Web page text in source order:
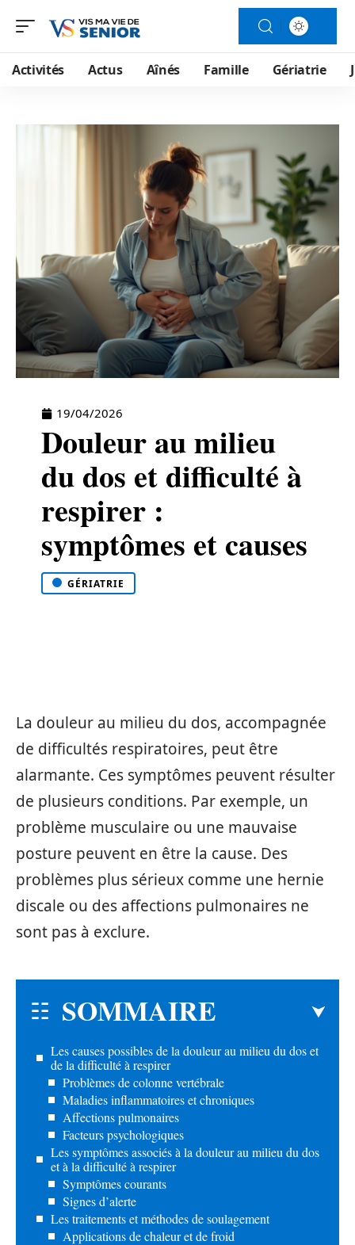
Activités Actus Aînés Famille Gériatrie
19/04/2026
Douleur au milieu
du dos et difficulté à
respirer :
symptômes et causes
GÉRIATRIE
La douleur au milieu du dos, accompagnée
de difficultés respiratoires, peut être
alarmante. Ces symptômes peuvent résulter
de plusieurs conditions. Par exemple, un
problème musculaire ou une mauvaise
posture peuvent en être la cause. Des
problèmes plus sérieux comme une hernie
discale ou des affections pulmonaires ne
sont pas à exclure.
SOMMAIRE
Les causes possibles de la douleur au milieu du dos et
de la difficulté à respirer
Problèmes de colonne vertébrale
Maladies inflammatoires et chroniques
Affections pulmonaires
Facteurs psychologiques
Les symptômes associés à la douleur au milieu du dos
et à la difficulté à respirer
Symptômes courants
Signes d’alerte
Les traitements et méthodes de soulagement
Applications de chaleur et de froid